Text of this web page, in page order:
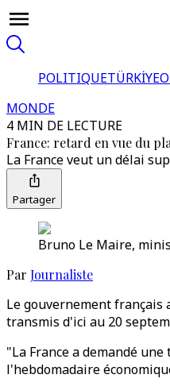
POLITIQUETÜRKİYE
MONDE
4 MIN DE LECTURE
France: retard en vue du
La France veut un délai
Partager
Bruno Le Maire,
Par Journaliste
Le gouvernement
transmis d'ici au 20
"La France a demandé
l'hebdomadaire